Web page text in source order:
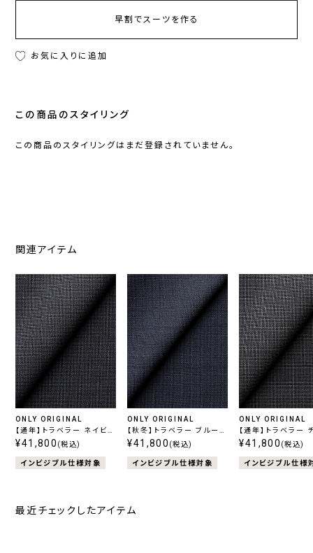
早割でスーツを作る
お気に入りに追加
この商品のスタイリング
この商品のスタイリングはまだ登録されていません。
関連アイテム
ONLY ORIGINAL
【通年】トラベラー ネイビー
柄無地
¥41,800 (税込)
インビジブル仕様対象
ONLY ORIGINAL
【秋冬】トラベラー ブルーチ
ェック
¥41,800 (税込)
インビジブル仕様対象
ONLY ORIGINAL
【通年】トラベラー
ル柄無地
¥41,800 (税込)
インビジブル仕様
最近チェックしたアイテム